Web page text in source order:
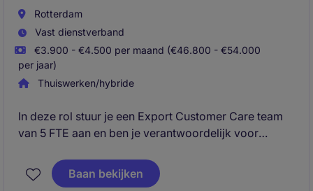
Rotterdam
Vast dienstverband
€3.900 - €4.500 per maand (€46.800 - €54.000
per jaar)
Thuiswerken/hybride
In deze rol stuur je een Export Customer Care team
van 5 FTE aan en ben je verantwoordelijk voor
van KPI's. Je begeleidt veranderingen, stimuleert
samenwerking en draagt bij aan verdere
Baan bekijken